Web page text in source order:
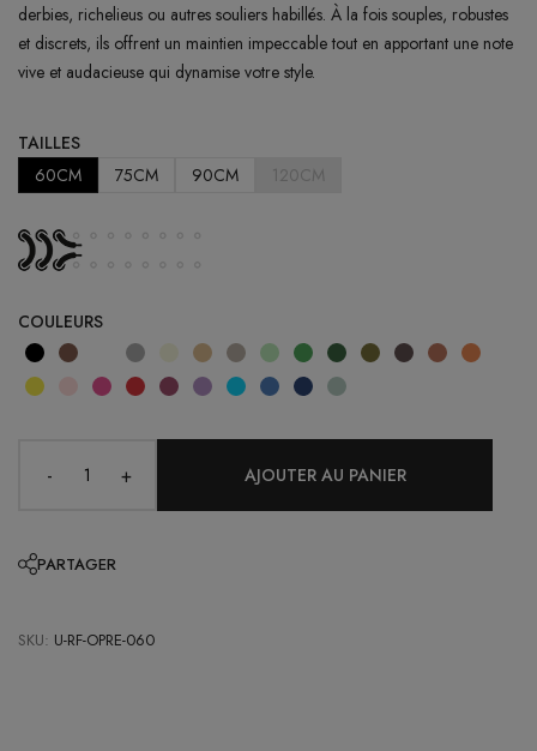
derbies, richelieus ou autres souliers habillés. À la fois souples, robustes
et discrets, ils offrent un maintien impeccable tout en apportant une note
vive et audacieuse qui dynamise votre style.
TAILLES
60CM
75CM 90CM 120CM
COULEURS
- +
PARTAGER
SKU: U-RF-OPRE-060